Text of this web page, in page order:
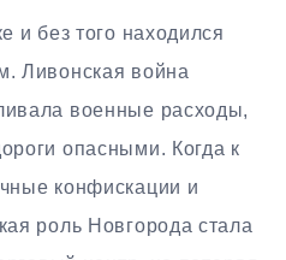
и без того находился
Ливонская война
военные расходы,
опасными. Когда к
конфискации и
роль Новгорода стала